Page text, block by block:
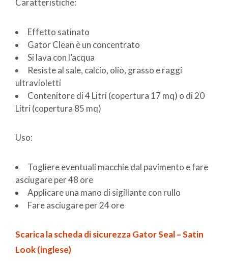
Caratteristiche:
Effetto satinato
Gator Clean è un concentrato
Si lava con l’acqua
Resiste al sale, calcio, olio, grasso e raggi
ultravioletti
Contenitore di 4 Litri (copertura 17 mq) o di 20
Litri (copertura 85 mq)
Uso:
Togliere eventuali macchie dal pavimento e fare
asciugare per 48 ore
Applicare una mano di sigillante con rullo
Fare asciugare per 24 ore
Scarica la scheda di sicurezza Gator Seal – Satin
Look (inglese)